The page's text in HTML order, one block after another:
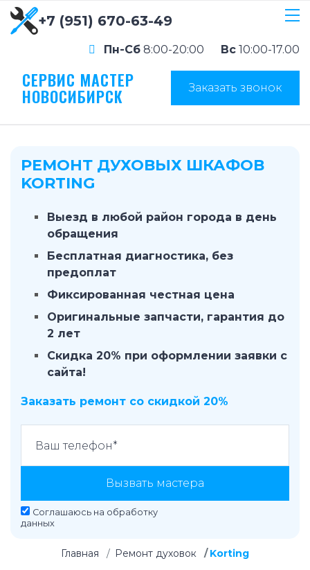
+7 (951) 670-63-49
Пн-Сб 8:00-20:00 Вс 10:00-17.00
СЕРВИС МАСТЕР
НОВОСИБИРСК Заказать звонок
РЕМОНТ ДУХОВЫХ ШКАФОВ
KORTING
Выезд в любой район города в день
обращения
Бесплатная диагностика, без
предоплат
Фиксированная честная цена
Оригинальные запчасти, гарантия до
2 лет
Скидка 20% при оформлении заявки с
сайта!
Заказать ремонт со скидкой 20%
Вызвать мастера
Соглашаюсь на обработку
данных
Главная Ремонт духовок Korting